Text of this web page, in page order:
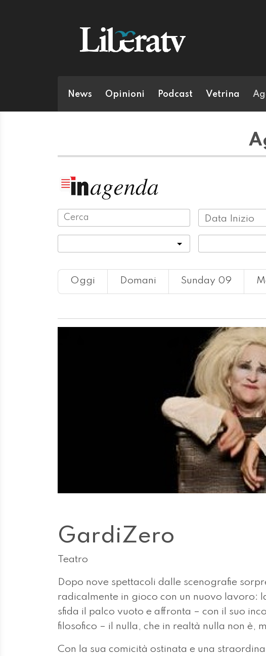
News Opinioni Podcast Vetrina
Data Inizio
Oggi Domani Sunday 09
GardiZero
Teatro
Dopo nove spettacoli dalle scenografie
radicalmente in gioco con un nuovo lavoro:
sfida il palco vuoto e affronta – con il suo
filosofico – il nulla, che in realtà nulla non è,
Con la sua comicità ostinata e una